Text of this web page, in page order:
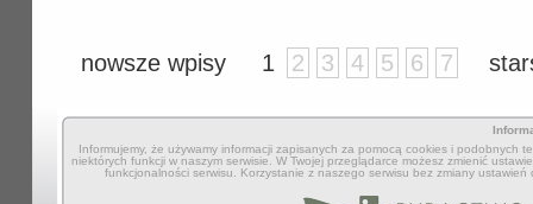
nowsze wpisy 1 2 3 4 5 6 7
Informujemy, że używamy informacji zapisanych za pomocą cookies i podobnych
niektórych funkcji w naszym serwisie. W Twojej przeglądarce możesz zmienić
funkcjonalności serwisu. Korzystanie z naszego serwisu bez zmiany